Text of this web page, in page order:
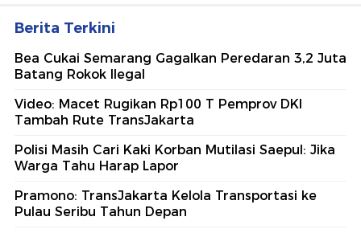
Berita Terkini
Bea Cukai Semarang Gagalkan Peredaran 3,2 Juta
Batang Rokok Ilegal
Video: Macet Rugikan Rp100 T Pemprov DKI
Tambah Rute TransJakarta
Polisi Masih Cari Kaki Korban Mutilasi Saepul: Jika
Warga Tahu Harap Lapor
Pramono: TransJakarta Kelola Transportasi ke
Pulau Seribu Tahun Depan